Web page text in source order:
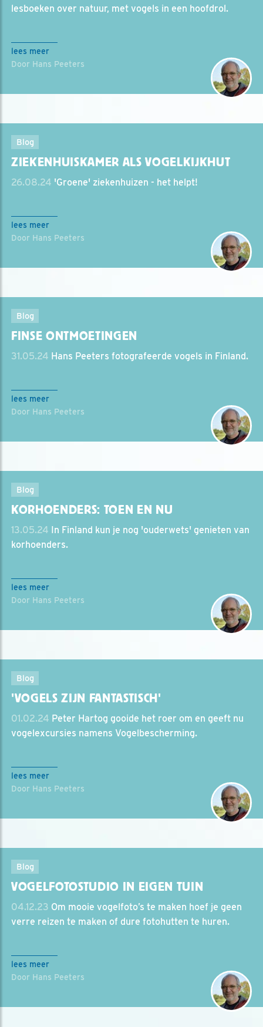
lesboeken over natuur, met vogels in een hoofdrol.
lees meer
Door Hans Peeters
Blog
ZIEKENHUISKAMER ALS VOGELKIJKHUT
26.08.24 'Groene' ziekenhuizen - het helpt!
lees meer
Door Hans Peeters
Blog
FINSE ONTMOETINGEN
31.05.24 Hans Peeters fotografeerde vogels in Finland.
lees meer
Door Hans Peeters
Blog
KORHOENDERS: TOEN EN NU
13.05.24 In Finland kun je nog 'ouderwets' genieten van
korhoenders.
lees meer
Door Hans Peeters
Blog
'VOGELS ZIJN FANTASTISCH'
01.02.24 Peter Hartog gooide het roer om en geeft nu
vogelexcursies namens Vogelbescherming.
lees meer
Door Hans Peeters
Blog
VOGELFOTOSTUDIO IN EIGEN TUIN
04.12.23 Om mooie vogelfoto’s te maken hoef je geen
verre reizen te maken of dure fotohutten te huren.
lees meer
Door Hans Peeters